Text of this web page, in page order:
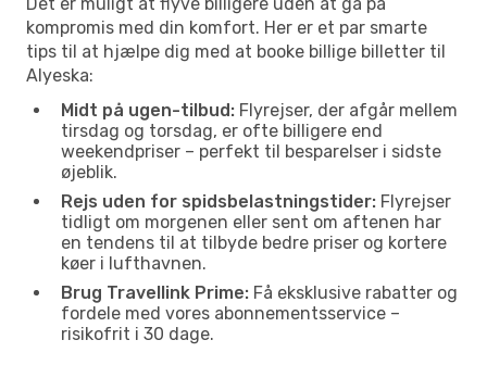
kompromis med din komfort. Her er et par smarte
tips til at hjælpe dig med at booke billige billetter til
Alyeska:
Midt på ugen-tilbud: Flyrejser, der afgår mellem
tirsdag og torsdag, er ofte billigere end
weekendpriser – perfekt til besparelser i sidste
øjeblik.
Rejs uden for spidsbelastningstider: Flyrejser
tidligt om morgenen eller sent om aftenen har
en tendens til at tilbyde bedre priser og kortere
køer i lufthavnen.
Brug Travellink Prime: Få eksklusive rabatter og
fordele med vores abonnementsservice –
risikofrit i 30 dage.